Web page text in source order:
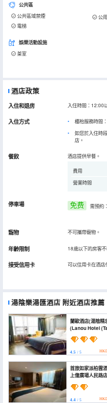
公共區
公共區域禁煙 公
電梯
娛樂活動設施
茶室
酒店政策
入住和退房 入住時間：
入住方式
櫃枱服務時間
如您於入住時
店。
餐飲 酒店提供早餐。
費用
營業時間
停車場 免费 需預約
寵物 不可攜帶寵物。
年齡限制 18歲以下的房客
接受信用卡 可以信用卡在酒店
湯陰樂湯匯酒店 附近酒店推薦
蘭歐酒店(湯陰精
(Lanou Hotel
Jingzhong Road))
4.5 / 5
首旅如家派柏雲
上億廣場人民路
(Shoulvrujia
Hotel (Tangyin
Plaza Renmin
4.4 / 5